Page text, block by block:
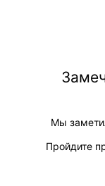
Мы
Пройдите